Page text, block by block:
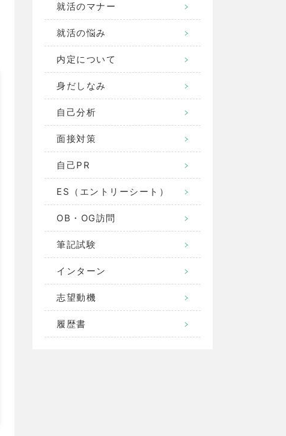
就活のマナー
就活の悩み
内定について
身だしなみ
自己分析
面接対策
自己PR
ES（エントリーシート）
OB・OG訪問
筆記試験
インターン
志望動機
履歴書